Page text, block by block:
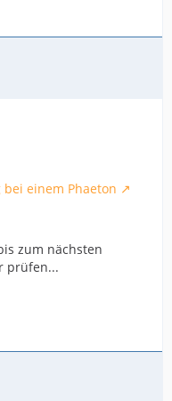
einem Phaeton
zum nächsten
prüfen...